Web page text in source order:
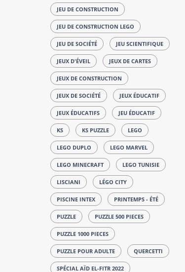
JEU DE CONSTRUCTION
JEU DE CONSTRUCTION LEGO
JEU DE SOCIÉTÉ JEU SCIENTIFIQUE
JEUX D'ÉVEIL JEUX DE CARTES
JEUX DE CONSTRUCTION
JEUX DE SOCIÉTÉ JEUX ÉDUCATIF
JEUX ÉDUCATIFS JEU ÉDUCATIF
KS KS PUZZLE LEGO
LEGO DUPLO LEGO MARVEL
LEGO MINECRAFT LEGO TUNISIE
LISCIANI LÉGO CITY
PISCINE INTEX PRINTEMPS - ÉTÉ
PUZZLE PUZZLE 500 PIECES
PUZZLE 1000 PIECES
PUZZLE POUR ADULTE QUERCETTI
SPÉCIAL AÏD EL-FITR 2022